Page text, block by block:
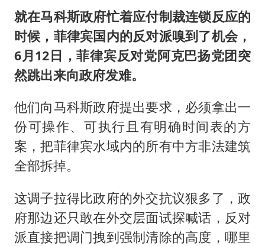
就在马科斯政府忙着应付制裁连锁反应的
时候，菲律宾国内的反对派嗅到了机会，
6月12日，菲律宾反对党阿克巴扬党团突
然跳出来向政府发难。
他们向马科斯政府提出要求，必须拿出一
份可操作、可执行且有明确时间表的方
案，把菲律宾水域内的所有中方非法建筑
全部拆掉。
这调子拉得比政府的外交抗议狠多了，政
府那边还只敢在外交层面试探喊话，反对
派直接把调门拽到强制清除的高度，哪里